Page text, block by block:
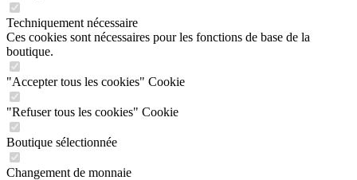
Techniquement nécessaire
Ces cookies sont nécessaires pour les fonctions de base de la
boutique.
"Accepter tous les cookies" Cookie
"Refuser tous les cookies" Cookie
Boutique sélectionnée
Changement de monnaie